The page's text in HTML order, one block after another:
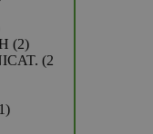
22
producten
2
11